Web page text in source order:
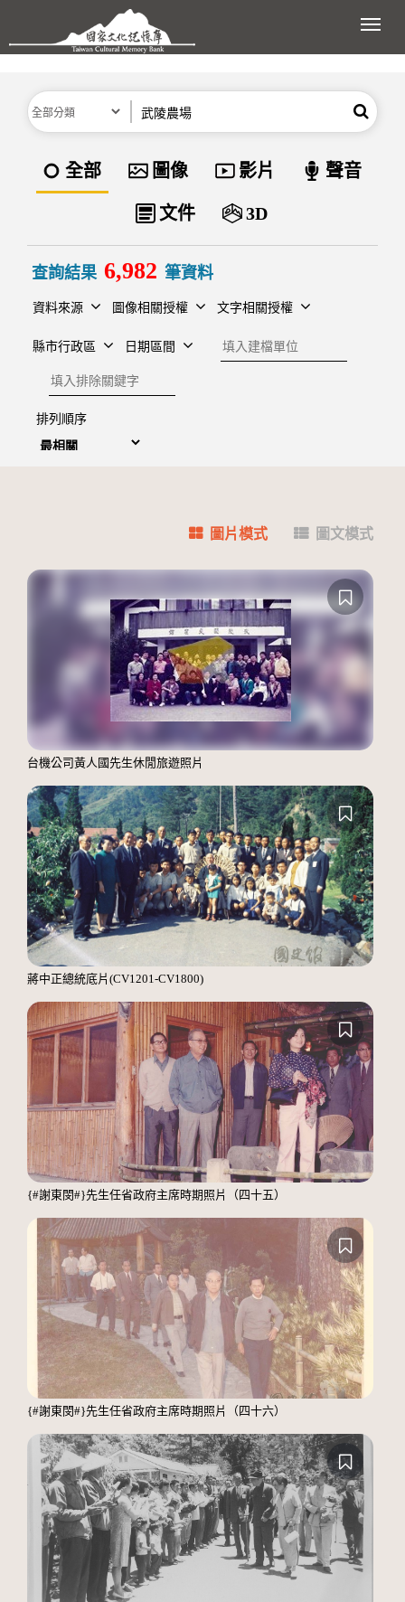
跳到主要內容區塊
展
分類 搜尋
資料類型
全部 圖像 影片 聲音
文件 3D
查詢結果 6,982 筆資料
資料來源 圖像相關授權 文字相關授權
縣市行政區 日期區間
建檔單位
排除關鍵字
排列順序
圖片模式 圖文模式
台機公司黃人國先生休閒旅遊照片
蔣中正總統底片(CV1201-CV1800)
{#謝東閔#}先生任省政府主席時期照片（四十五）
{#謝東閔#}先生任省政府主席時期照片（四十六）